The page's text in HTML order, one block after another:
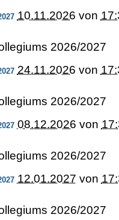
10.11.2026 von
2026/2027
24.11.2026 von
2026/2027
08.12.2026 von
2026/2027
12.01.2027 von
2026/2027